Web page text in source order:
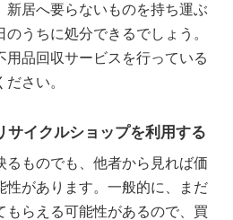
新居へ要らないものを持ち運ぶ
うちに処分できるでしょう。
用品回収サービスを行っている
さい。
サイクルショップを利用する
るものでも、他者から見れば価
性があります。一般的に、まだ
もらえる可能性があるので、買